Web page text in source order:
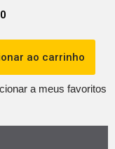
ao carrinho